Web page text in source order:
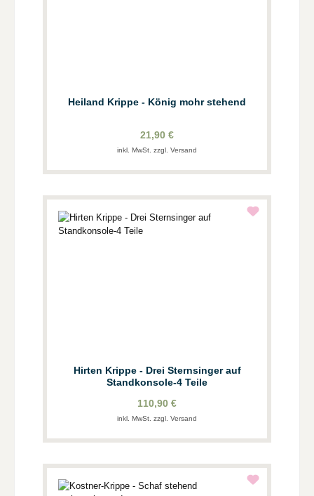
Heiland Krippe - König mohr stehend
21,90 €
inkl. MwSt. zzgl. Versand
Hirten Krippe - Drei Sternsinger auf
Standkonsole-4 Teile
110,90 €
inkl. MwSt. zzgl. Versand